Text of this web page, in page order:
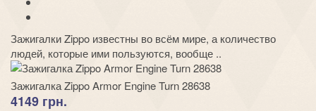
Зажигалки Zippo известны во всём мире, а количество
людей, которые ими пользуются, вообще ..
Зажигалка Zippo Armor Engine Turn 28638
4149 грн.